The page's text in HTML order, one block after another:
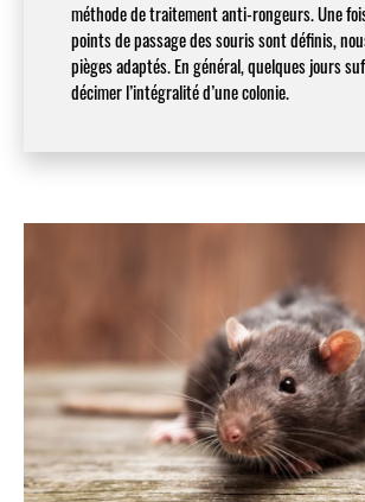
méthode de traitement anti-rongeurs. Une
points de passage des souris sont définis,
pièges adaptés. En général, quelques jours
décimer l’intégralité d’une colonie.